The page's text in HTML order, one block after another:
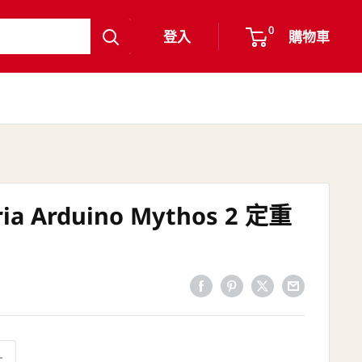
登入 0 購物車
Arduino Mythos 2 定重